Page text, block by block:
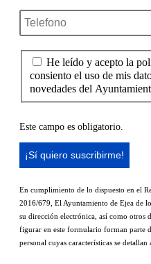
He leído y acepto la
consiento el uso de mis
novedades del
Este campo es obligatorio.
En cumplimiento de lo dispuesto en el
2016/679, El Ayuntamiento de Ejea de
su dirección electrónica, así como otros
figurar en este formulario forman parte
personal cuyas características se